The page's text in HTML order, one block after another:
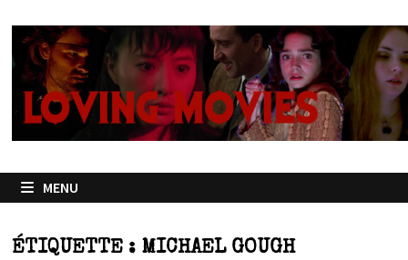
contenu
MENU
ÉTIQUETTE : MICHAEL GOUGH